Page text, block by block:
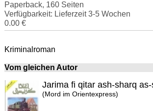
Paperback, 160 Seiten
Verfügbarkeit: Lieferzeit 3-5 Wochen
0.00 €
Kriminalroman
Vom gleichen Autor
Jarima fi qitar ash-sharq
(Mord im Orientexpress)